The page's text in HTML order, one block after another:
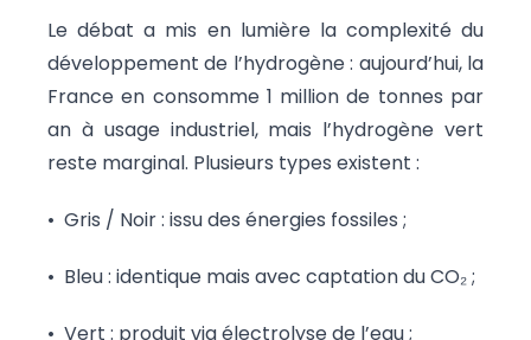
Le débat a mis en lumière la complexité du
développement de l’hydrogène : aujourd’hui, la
France en consomme 1 million de tonnes par
an à usage industriel, mais l’hydrogène vert
reste marginal. Plusieurs types existent :
•⁠ ⁠Gris / Noir : issu des énergies fossiles ;
•⁠ ⁠Bleu : identique mais avec captation du CO₂ ;
•⁠ ⁠Vert : produit via électrolyse de l’eau ;